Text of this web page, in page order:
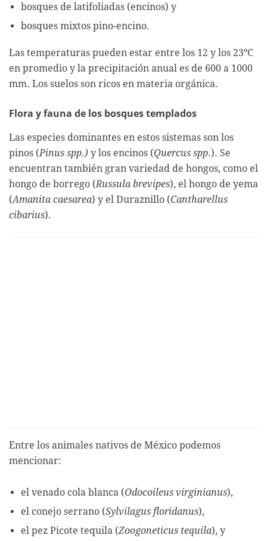
bosques de latifoliadas (encinos) y
bosques mixtos pino-encino.
Las temperaturas pueden estar entre los 12 y los 23ºC
en promedio y la precipitación anual es de 600 a 1000
mm. Los suelos son ricos en materia orgánica.
Flora y fauna de los bosques templados
Las especies dominantes en estos sistemas son los
pinos (Pinus spp.) y los encinos (Quercus spp.). Se
encuentran también gran variedad de hongos, como el
hongo de borrego (Russula brevipes), el hongo de yema
(Amanita caesarea) y el Duraznillo (Cantharellus
cibarius).
Entre los animales nativos de México podemos
mencionar:
el venado cola blanca (Odocoileus virginianus),
el conejo serrano (Sylvilagus floridanus),
el pez Picote tequila (Zoogoneticus tequila), y